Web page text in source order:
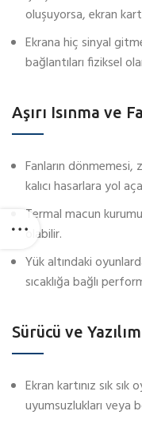
oluşuyorsa, ekran
Ekrana hiç sinyal
bağlantıları fiziksel
Aşırı Isınma ve
Fanların dönmemesi,
kalıcı hasarlara yol
Termal macun
olabilir.
Yük altındaki
sıcaklığa bağlı
Sürücü ve
Ekran kartınız sık
uyumsuzlukları veya